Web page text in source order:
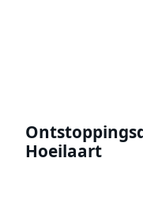
Hoeilaart